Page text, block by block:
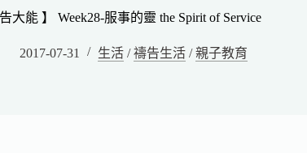
告大能 】 Week28-服事的靈 the Spirit of Service
2017-07-31 生活 /禱告生活 /親子教育